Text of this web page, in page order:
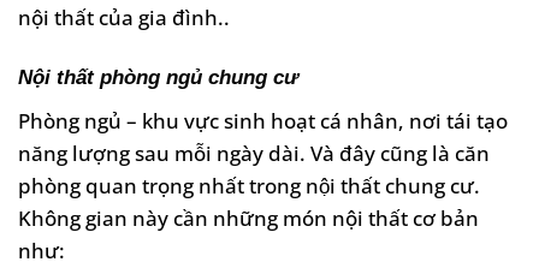
nội thất của gia đình..
Nội thất phòng ngủ chung cư
Phòng ngủ – khu vực sinh hoạt cá nhân, nơi tái tạo
năng lượng sau mỗi ngày dài. Và đây cũng là căn
phòng quan trọng nhất trong nội thất chung cư.
Không gian này cần những món nội thất cơ bản
như: